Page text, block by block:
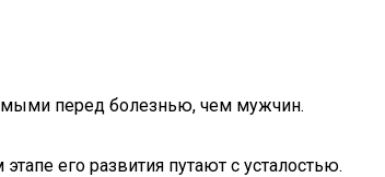
перед болезнью, чем мужчин.
его развития путают с усталостью.